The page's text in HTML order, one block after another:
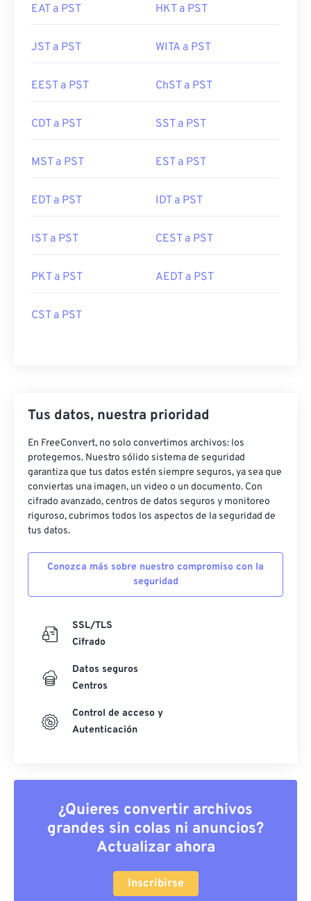
EAT a PST HKT a PST
JST a PST WITA a PST
EEST a PST ChST a PST
CDT a PST SST a PST
MST a PST EST a PST
EDT a PST IDT a PST
IST a PST CEST a PST
PKT a PST AEDT a PST
CST a PST
Tus datos, nuestra prioridad
En FreeConvert, no solo convertimos archivos: los
protegemos. Nuestro sólido sistema de seguridad
garantiza que tus datos estén siempre seguros, ya sea que
conviertas una imagen, un video o un documento. Con
cifrado avanzado, centros de datos seguros y monitoreo
riguroso, cubrimos todos los aspectos de la seguridad de
tus datos.
Conozca más sobre nuestro compromiso con la
seguridad
SSL/TLS
Cifrado
Datos seguros
Centros
Control de acceso y
Autenticación
¿Quieres convertir archivos
grandes sin colas ni anuncios?
Actualizar ahora
Inscribirse